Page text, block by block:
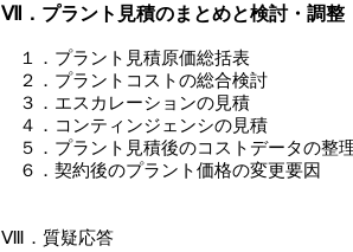
Ⅶ．プラント見積のまとめと検討・調整
１．プラント見積原価総括表
２．プラントコストの総合検討
３．エスカレーションの見積
４．コンティンジェンシの見積
５．プラント見積後のコストデータの整
６．契約後のプラント価格の変更要因
Ⅷ．質疑応答